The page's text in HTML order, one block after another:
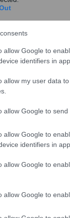
allow Google to
identifiers in
allow my user data
allow Google to
allow Google to
identifiers in
allow Google to
allow Google to
έχουν
τσέπη μας
αρχίσει να
της αμόλυβδης
της
Πού
πετρελαίου
προς 1,65 ευρώ